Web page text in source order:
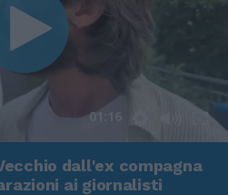
01:16
dall'ex compagna
ai giornalisti